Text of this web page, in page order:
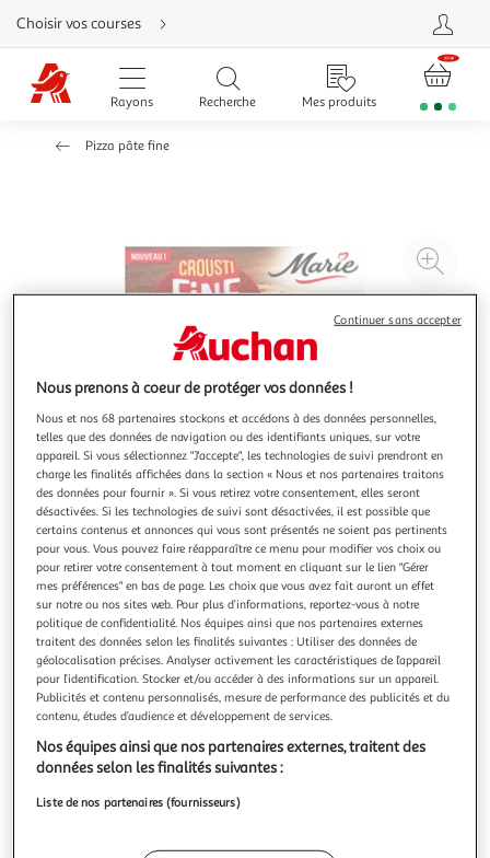
Aller
directement
au
contenu
Aller
directement
Aller
Choisir vos courses
Rayons Recherche Mes produits
Pizza pâte fine
à
4.0 (6)
CROUSTIFINE
Pizza feu de bois tomate mozzarela
400g
Vous voulez connaître le prix de ce produit ?
Afficher le prix
Nous prenons à coeur de protéger vos données !
Nous et nos 68 partenaires stockons et accédons à des données personnelles,
telles que des données de navigation ou des identifiants uniques, sur votre
appareil. Si vous sélectionnez "J'accepte", les technologies de suivi prendront en
charge les finalités affichées dans la section « Nous et nos partenaires traitons
des données pour fournir ». Si vous retirez votre consentement, elles seront
désactivées. Si les technologies de suivi sont désactivées, il est possible que
certains contenus et annonces qui vous sont présentés ne soient pas pertinents
pour vous. Vous pouvez faire réapparaître ce menu pour modifier vos choix ou
pour retirer votre consentement à tout moment en cliquant sur le lien "Gérer
mes préférences" en bas de page. Les choix que vous avez fait auront un effet
sur notre ou nos sites web. Pour plus d’informations, reportez-vous à notre
politique de confidentialité. Nos équipes ainsi que nos partenaires externes
traitent des données selon les finalités suivantes : Utiliser des données de
géolocalisation précises. Analyser activement les caractéristiques de l’appareil
pour l’identification. Stocker et/ou accéder à des informations sur un appareil.
Publicités et contenu personnalisés, mesure de performance des publicités et du
contenu, études d’audience et développement de services.
Nos équipes ainsi que nos partenaires externes, traitent des
données selon les finalités suivantes :
Liste de nos partenaires (fournisseurs)
Continuer sans accepter